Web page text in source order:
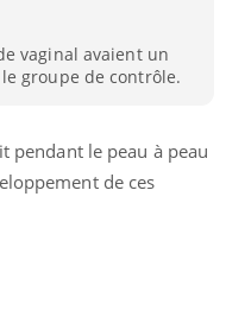
vaginal avaient un
groupe de contrôle.
pendant le peau à peau
de ces
Hantavirus : un cas
détecté chez un touriste